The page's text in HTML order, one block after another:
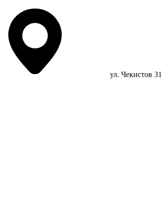
ул. Чекистов 31